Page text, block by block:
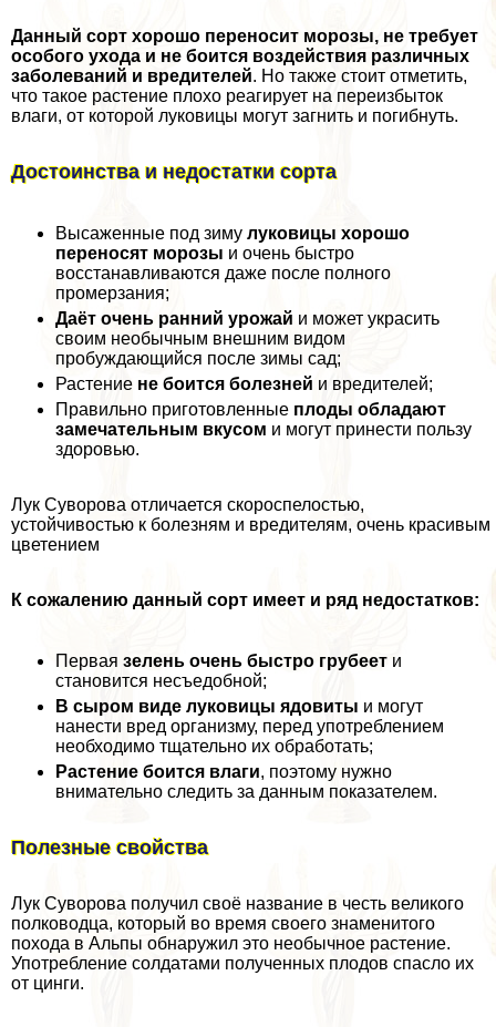
Данный сорт хорошо переносит морозы, не требует
особого ухода и не боится воздействия различных
заболеваний и вредителей. Но также стоит отметить,
что такое растение плохо реагирует на переизбыток
влаги, от которой луковицы могут загнить и погибнуть.
Достоинства и недостатки сорта
Высаженные под зиму луковицы хорошо
переносят морозы и очень быстро
восстанавливаются даже после полного
промерзания;
Даёт очень ранний урожай и может украсить
своим необычным внешним видом
пробуждающийся после зимы сад;
Растение не боится болезней и вредителей;
Правильно приготовленные плоды обладают
замечательным вкусом и могут принести пользу
здоровью.
Лук Суворова отличается скороспелостью,
устойчивостью к болезням и вредителям, очень красивым
цветением
К сожалению данный сорт имеет и ряд недостатков:
Первая зелень очень быстро грубеет и
становится несъедобной;
В сыром виде луковицы ядовиты и могут
нанести вред организму, перед употрeблением
необходимо тщательно их обработать;
Растение боится влаги, поэтому нужно
внимательно следить за данным показателем.
Полезные свойства
Лук Суворова получил своё название в честь великого
полководца, который во время своего знаменитого
похода в Альпы обнаружил это необычное растение.
Употрeбление солдатами полученных плодов спасло их
от цинги.